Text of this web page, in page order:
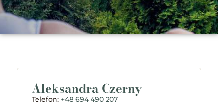
Kontakt
Willa Tatiana to pięć willi w centrum Zakopanego, w których
oferujemy wyjątkowe, w pełni wyposażone apartamenty.
Aleksandra Czerny
Telefon: +48 694 490 207